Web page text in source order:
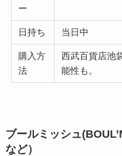
ー
日持ち 当日中
購入方
法
西武百貨店池
能性も。
ブールミッシュ
など）